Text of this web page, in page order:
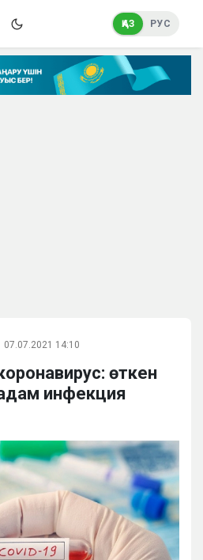
ҚАЗ РУС
07.07.2021 14:10
өткен
инфекция